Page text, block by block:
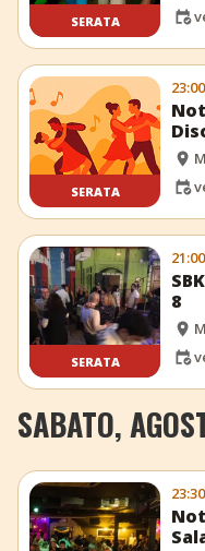
SERATA
SERATA
SERATA
8
SABATO,